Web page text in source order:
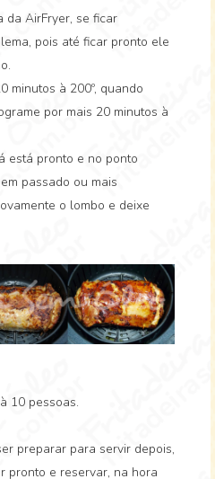
da AirFryer, se ficar
pois até ficar pronto ele
minutos à 200º, quando
por mais 20 minutos à
está pronto e no ponto
passado ou mais
o lombo e deixe
10 pessoas.
preparar para servir depois,
pronto e reservar, na hora